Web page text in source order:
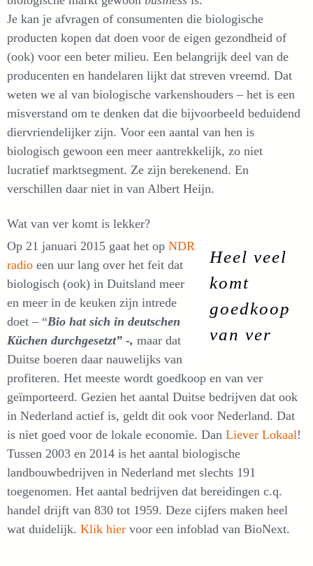
Je kan je afvragen of consumenten die biologische
producten kopen dat doen voor de eigen gezondheid of
(ook) voor een beter milieu. Een belangrijk deel van de
producenten en handelaren lijkt dat streven vreemd. Dat
weten we al van biologische varkenshouders – het is een
misverstand om te denken dat die bijvoorbeeld beduidend
diervriendelijker zijn. Voor een aantal van hen is
biologisch gewoon een meer aantrekkelijk, zo niet
lucratief marktsegment. Ze zijn berekenend. En
verschillen daar niet in van Albert Heijn.
Wat van ver komt is lekker?
Heel veel
komt
goedkoop
van ver
Op 21 januari 2015 gaat het op NDR
radio een uur lang over het feit dat
biologisch (ook) in Duitsland meer
en meer in de keuken zijn intrede
doet – “Bio hat sich in deutschen
Küchen durchgesetzt” -, maar dat
Duitse boeren daar nauwelijks van
profiteren. Het meeste wordt goedkoop en van ver
geïmporteerd. Gezien het aantal Duitse bedrijven dat ook
in Nederland actief is, geldt dit ook voor Nederland. Dat
is niet goed voor de lokale economie. Dan Liever Lokaal!
Tussen 2003 en 2014 is het aantal biologische
landbouwbedrijven in Nederland met slechts 191
toegenomen. Het aantal bedrijven dat bereidingen c.q.
handel drijft van 830 tot 1959. Deze cijfers maken heel
wat duidelijk. Klik hier voor een infoblad van BioNext.